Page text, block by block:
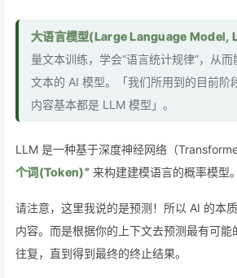
大语言模型(Large Language Model,
量文本训练，学会“语言统计规律”，从
文本的 AI 模型。「我们所用到的目前阶
内容基本都是 LLM 模型」。
LLM 是一种基于深度神经网络（
个词(Token)”来构建建模语言的概率模型。
请注意，这里我说的是预测！所以 AI 的本
内容。而是根据你的上下文去预测最有可
往复，直到得到最终的终止结果。